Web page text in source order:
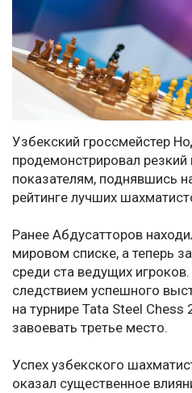
Узбекский гроссмейстер
продемонстрировал
показателям, поднявшись
рейтинге лучших
Ранее Абдусатторов
мировом списке, а теперь
среди ста ведущих игроков.
следствием успешного
на турнире Tata Steel Chess
завоевать третье место.
Успех узбекского
оказал существенное